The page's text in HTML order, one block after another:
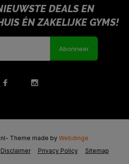
DEALS EN
ÉN ZAKELIJKE GYMS!
Abonneer
Disclaimer Privacy Policy Sitemap
- Theme made by Webdinge